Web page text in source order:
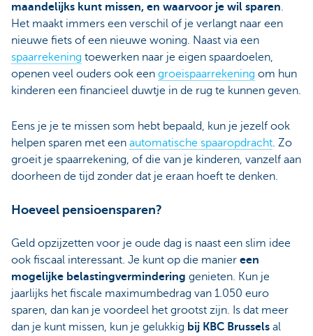
maandelijks kunt missen, en waarvoor je wil sparen.
Het maakt immers een verschil of je verlangt naar een
nieuwe fiets of een nieuwe woning. Naast via een
spaarrekening toewerken naar je eigen spaardoelen,
openen veel ouders ook een groeispaarrekening om hun
kinderen een financieel duwtje in de rug te kunnen geven.
Eens je je te missen som hebt bepaald, kun je jezelf ook
helpen sparen met een automatische spaaropdracht . Zo
groeit je spaarrekening, of die van je kinderen, vanzelf aan
doorheen de tijd zonder dat je eraan hoeft te denken.
Hoeveel pensioensparen?
Geld opzijzetten voor je oude dag is naast een slim idee
ook fiscaal interessant. Je kunt op die manier een
mogelijke belastingvermindering genieten. Kun je
jaarlijks het fiscale maximumbedrag van 1.050 euro
sparen, dan kan je voordeel het grootst zijn. Is dat meer
dan je kunt missen, kun je gelukkig bij KBC Brussels al